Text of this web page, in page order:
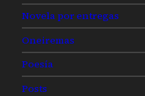
Novela por entregas
Oneiremas
Poesía
Posts